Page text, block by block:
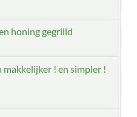
honing gegrilld
! en simpler !